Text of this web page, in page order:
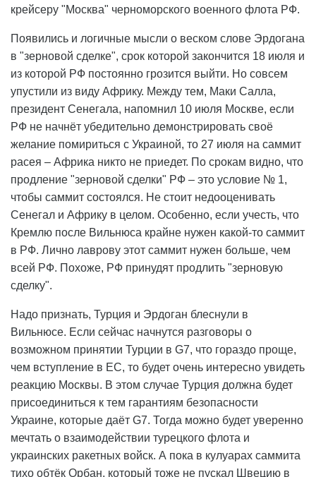
крейсеру "Москва" черноморского военного флота РФ.
Появились и логичные мысли о веском слове Эрдогана
в "зерновой сделке", срок которой закончится 18 июля и
из которой РФ постоянно грозится выйти. Но совсем
упустили из виду Африку. Между тем, Маки Салла,
президент Сенегала, напомнил 10 июля Москве, если
РФ не начнёт убедительно демонстрировать своё
желание помириться с Украиной, то 27 июля на саммит
расея – Африка никто не приедет. По срокам видно, что
продление "зерновой сделки" РФ – это условие № 1,
чтобы саммит состоялся. Не стоит недооценивать
Сенегал и Африку в целом. Особенно, если учесть, что
Кремлю после Вильнюса крайне нужен какой-то саммит
в РФ. Лично лаврову этот саммит нужен больше, чем
всей РФ. Похоже, РФ принудят продлить "зерновую
сделку".
Надо признать, Турция и Эрдоган блеснули в
Вильнюсе. Если сейчас начнутся разговоры о
возможном принятии Турции в G7, что гораздо проще,
чем вступление в ЕС, то будет очень интересно увидеть
реакцию Москвы. В этом случае Турция должна будет
присоединиться к тем гарантиям безопасности
Украине, которые даёт G7. Тогда можно будет уверенно
мечтать о взаимодействии турецкого флота и
украинских ракетных войск. А пока в кулуарах саммита
тихо обтёк Орбан, который тоже не пускал Швецию в